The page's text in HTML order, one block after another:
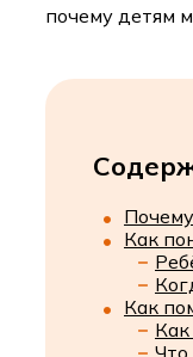
почему детям
Как
Как